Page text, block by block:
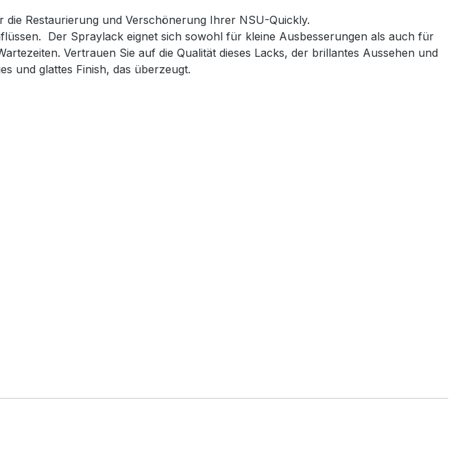
Restaurierung und Verschönerung Ihrer NSU-Quickly.
Der Spraylack eignet sich sowohl für kleine Ausbesserungen als auch für
Vertrauen Sie auf die Qualität dieses Lacks, der brillantes Aussehen und
und glattes Finish, das überzeugt.